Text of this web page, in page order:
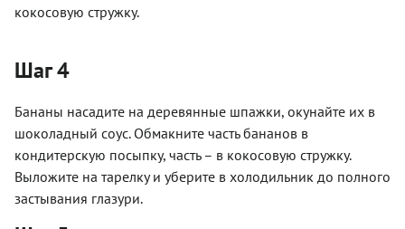
кокосовую стружку.
Шаг 4
Бананы насадите на деревянные шпажки, окунайте их в
шоколадный соус. Обмакните часть бананов в
кондитерскую посыпку, часть – в кокосовую стружку.
Выложите на тарелку и уберите в холодильник до полного
застывания глазури.